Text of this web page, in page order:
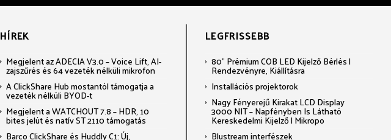
HÍREK
Megjelent az ADECIA V3.0 – Voice Lift, AI-
zajszűrés és 64 vezeték nélküli mikrofon
A ClickShare Hub mostantól támogatja a
vezeték nélküli BYOD-t
Megjelent a WATCHOUT 7.8 – HDR, 10
bites jelút és natív ST 2110 támogatás
Barco ClickShare és Huddly C1: Új,
LEGFRISSEBB
80" Prémium COB LED Kijelző Bérlés |
Rendezvényre, Kiállításra
Installációs projektorok
Nagy Fényerejű Kirakat LCD Display
3000 NIT – Napfényben Is Látható
Kereskedelmi Kijelző | Mikropo
Blustream interfészek